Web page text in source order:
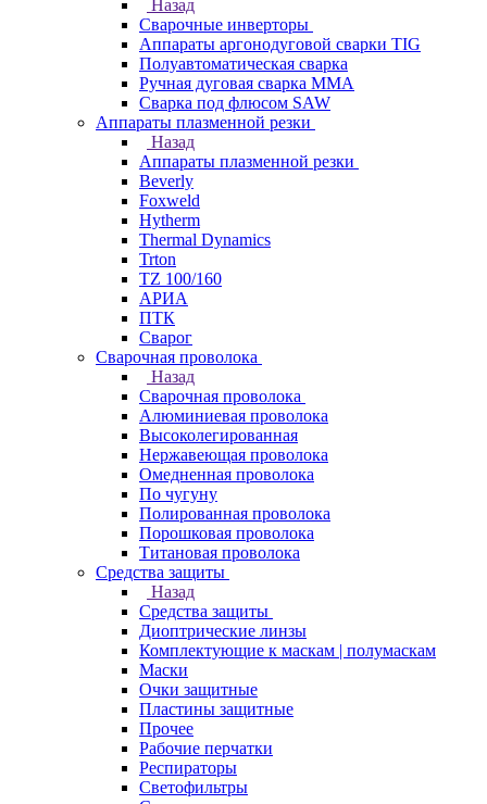
Назад
Сварочные инверторы
Аппараты аргонодуговой сварки TIG
Полуавтоматическая сварка
Ручная дуговая сварка MMA
Сварка под флюсом SAW
Аппараты плазменной резки
Назад
Аппараты плазменной резки
Beverly
Foxweld
Hytherm
Thermal Dynamics
Trton
TZ 100/160
АРИА
ПТК
Сварог
Сварочная проволока
Назад
Сварочная проволока
Алюминиевая проволока
Высоколегированная
Нержавеющая проволока
Омедненная проволока
По чугуну
Полированная проволока
Порошковая проволока
Титановая проволока
Средства защиты
Назад
Средства защиты
Диоптрические линзы
Комплектующие к маскам | полумаскам
Маски
Очки защитные
Пластины защитные
Прочее
Рабочие перчатки
Респираторы
Светофильтры